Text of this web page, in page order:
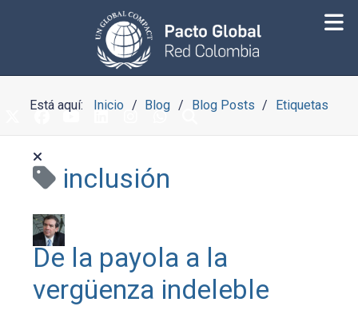
Está aquí: Inicio Blog Blog Posts Etiquetas
inclusión
De la payola a la
vergüenza indeleble